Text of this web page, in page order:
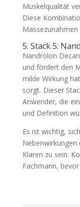
Muskelqualität
Diese
Massezunahmen
5. Stack 5:
Nandrolon
und fördert den
milde Wirkung
sorgt. Dieser
Anwender, die
und Definition
Es ist wichtig,
Nebenwirkungen
Klaren zu sein.
Fachmann,